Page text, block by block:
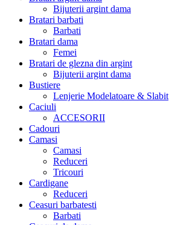
Bijuterii argint dama
Bratari barbati
Barbati
Bratari dama
Femei
Bratari de glezna din argint
Bijuterii argint dama
Bustiere
Lenjerie Modelatoare & Slabit
Caciuli
ACCESORII
Cadouri
Camasi
Camasi
Reduceri
Tricouri
Cardigane
Reduceri
Ceasuri barbatesti
Barbati